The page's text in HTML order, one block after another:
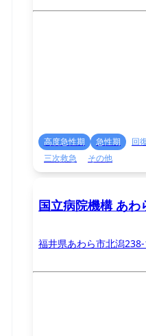
高度急性期 急性期 回
三次救急
その他
国立病院機構 あわ
福井県あわら市北潟238-